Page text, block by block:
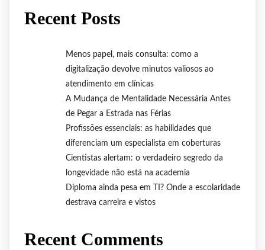
Recent Posts
Menos papel, mais consulta: como a
digitalização devolve minutos valiosos ao
atendimento em clínicas
A Mudança de Mentalidade Necessária Antes
de Pegar a Estrada nas Férias
Profissões essenciais: as habilidades que
diferenciam um especialista em coberturas
Cientistas alertam: o verdadeiro segredo da
longevidade não está na academia
Diploma ainda pesa em TI? Onde a escolaridade
destrava carreira e vistos
Recent Comments